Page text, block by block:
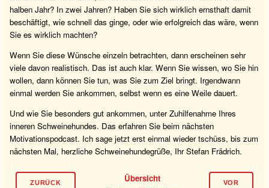
halben Jahr? In zwei Jahren? Haben Sie sich wirklich ernsthaft damit
beschäftigt, wie schnell das ginge, oder wie erfolgreich das wäre, wenn
Sie es wirklich machten?
Wenn Sie diese Wünsche einzeln betrachten, dann erscheinen sehr
viele davon realistisch. Das ist auch klar. Wenn Sie wissen, wo Sie hin
wollen, dann können Sie tun, was Sie zum Ziel bringt. Irgendwann
einmal werden Sie ankommen, selbst wenn es eine Weile dauert.
Und wie Sie besonders gut ankommen, unter Zuhilfenahme Ihres
inneren Schweinehundes. Das erfahren Sie beim nächsten
Motivationspodcast. Ich sage jetzt erst einmal wieder tschüss, bis zum
nächsten Mal, herzliche Schweinehundegrüße, Ihr Stefan Frädrich.
ZURÜCK
Übersicht
VOR